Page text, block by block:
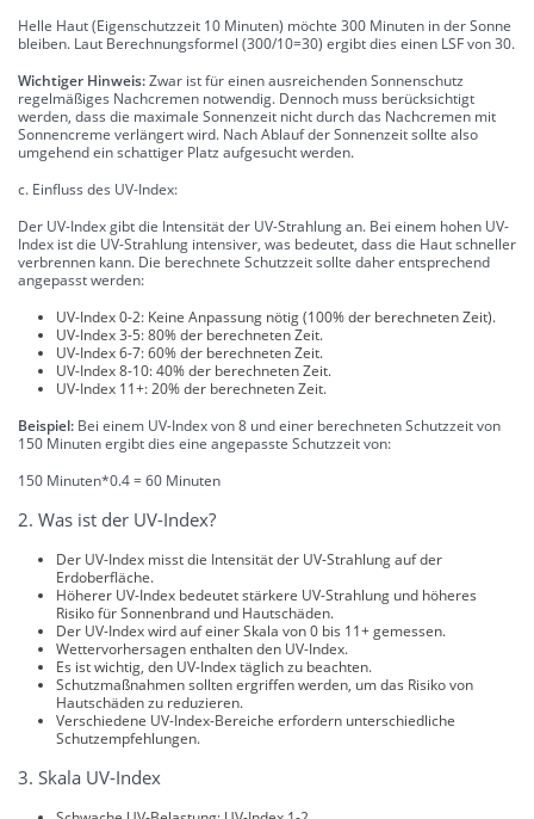
Helle Haut (Eigenschutzzeit 10 Minuten) möchte 300 Minuten in der Sonne
bleiben. Laut Berechnungsformel (300/10=30) ergibt dies einen LSF von 30.
Wichtiger Hinweis:Zwar ist für einen ausreichenden Sonnenschutz
regelmäßiges Nachcremen notwendig. Dennoch muss berücksichtigt
werden, dass die maximale Sonnenzeit nicht durch das Nachcremen mit
Sonnencreme verlängert wird. Nach Ablauf der Sonnenzeit sollte also
umgehend ein schattiger Platz aufgesucht werden.
c. Einfluss des UV-Index:
Der UV-Index gibt die Intensität der UV-Strahlung an. Bei einem hohen UV-
Index ist die UV-Strahlung intensiver, was bedeutet, dass die Haut schneller
verbrennen kann. Die berechnete Schutzzeit sollte daher entsprechend
angepasst werden:
UV-Index 0-2: Keine Anpassung nötig (100% der berechneten Zeit).
UV-Index 3-5: 80% der berechneten Zeit.
UV-Index 6-7: 60% der berechneten Zeit.
UV-Index 8-10: 40% der berechneten Zeit.
UV-Index 11+: 20% der berechneten Zeit.
Beispiel: Bei einem UV-Index von 8 und einer berechneten Schutzzeit von
150 Minuten ergibt dies eine angepasste Schutzzeit von:
150 Minuten*0.4 = 60 Minuten
2. Was ist der UV-Index?
Der UV-Index misst die Intensität der UV-Strahlung auf der
Erdoberfläche.
Höherer UV-Index bedeutet stärkere UV-Strahlung und höheres
Risiko für Sonnenbrand und Hautschäden.
Der UV-Index wird auf einer Skala von 0 bis 11+ gemessen.
Wettervorhersagen enthalten den UV-Index.
Es ist wichtig, den UV-Index täglich zu beachten.
Schutzmaßnahmen sollten ergriffen werden, um das Risiko von
Hautschäden zu reduzieren.
Verschiedene UV-Index-Bereiche erfordern unterschiedliche
Schutzempfehlungen.
3. Skala UV-Index